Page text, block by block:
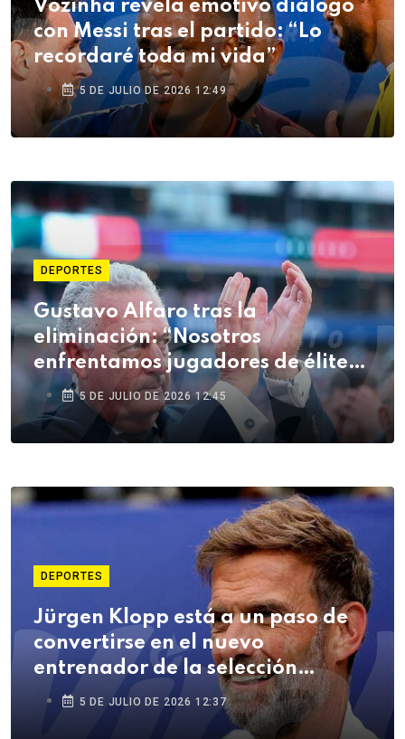
Vozinha revela emotivo diálogo
con Messi tras el partido: “Lo
recordaré toda mi vida”
5 DE JULIO DE 2026 12:49
DEPORTES
Gustavo Alfaro tras la
eliminación: “Nosotros
enfrentamos jugadores de élite
mundial, los nuestros vienen de
vidas muy duras”
5 DE JULIO DE 2026 12:45
DEPORTES
Jürgen Klopp está a un paso de
convertirse en el nuevo
entrenador de la selección
alemana
5 DE JULIO DE 2026 12:37